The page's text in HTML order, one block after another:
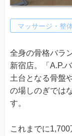
マッサージ・整
全身の骨格バラ
新宿店。「A.P.
土台となる骨盤
の場しのぎでは
す。
これまでに